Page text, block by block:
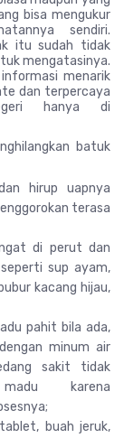
bisa mengukur
sendiri.
itu sudah tidak
mengatasinya.
menarik
dan terpercaya
hanya di
batuk
hirup uapnya
terasa
di perut dan
sup ayam,
kacang hijau,
pahit bila ada,
minum air
sakit tidak
madu karena
buah jeruk,